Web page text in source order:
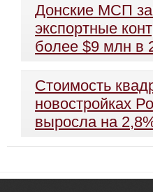
Донские МСП
экспортные
более $9 млн в
Стоимость
новостройках
выросла на